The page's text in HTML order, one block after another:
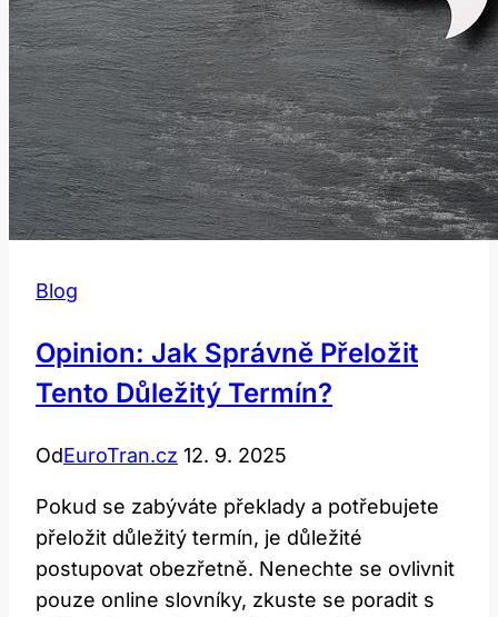
Blog
Opinion: Jak Správně Přeložit
Tento Důležitý Termín?
OdEuroTran.cz 12. 9. 2025
Pokud se zabýváte překlady a potřebujete
přeložit důležitý termín, je důležité
postupovat obezřetně. Nenechte se ovlivnit
pouze online slovníky, zkuste se poradit s